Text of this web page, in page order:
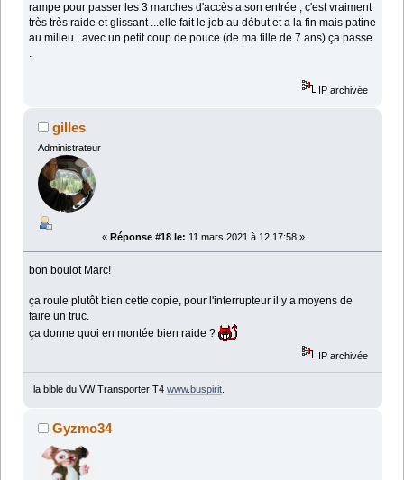
rampe pour passer les 3 marches d'accès a son entrée , c'est vraiment
très très raide et glissant ...elle fait le job au début et a la fin mais patine
au milieu , avec un petit coup de pouce (de ma fille de 7 ans) ça passe
.
IP archivée
gilles
Administrateur
« Réponse #18 le: 11 mars 2021 à 12:17:58 »
bon boulot Marc!
ça roule plutôt bien cette copie, pour l'interrupteur il y a moyens de
faire un truc.
ça donne quoi en montée bien raide ?
IP archivée
la bible du VW Transporter T4 www.buspirit.
Gyzmo34